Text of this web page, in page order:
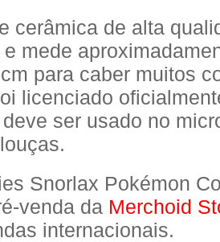
cerâmica de alta
mede
para caber muitos
licenciado
ser usado no
Snorlax Pokémon
venda da Merchoid
internacionais.